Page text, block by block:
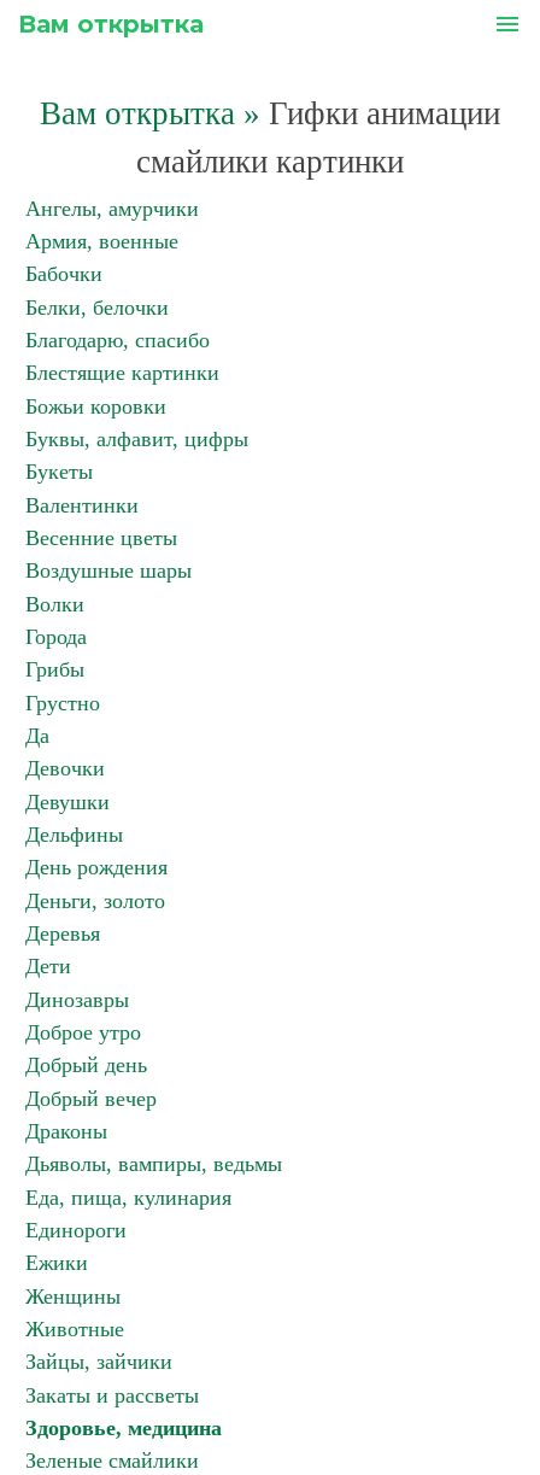
Вам открытка menu
Вам открытка » Гифки анимации
смайлики картинки
Ангелы, амурчики
Армия, военные
Бабочки
Белки, белочки
Благодарю, спасибо
Блестящие картинки
Божьи коровки
Буквы, алфавит, цифры
Букеты
Валентинки
Весенние цветы
Воздушные шары
Волки
Города
Грибы
Грустно
Да
Девочки
Девушки
Дельфины
День рождения
Деньги, золото
Деревья
Дети
Динозавры
Доброе утро
Добрый день
Добрый вечер
Драконы
Дьяволы, вампиры, ведьмы
Еда, пища, кулинария
Единороги
Ежики
Женщины
Животные
Зайцы, зайчики
Закаты и рассветы
Здоровье, медицина
Зеленые смайлики